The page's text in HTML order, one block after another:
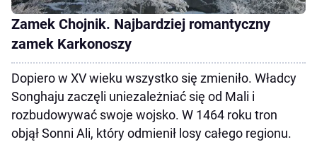
Zamek Chojnik. Najbardziej romantyczny
zamek Karkonoszy
Dopiero w XV wieku wszystko się zmieniło. Władcy
Songhaju zaczęli uniezależniać się od Mali i
rozbudowywać swoje wojsko. W 1464 roku tron
objął Sonni Ali, który odmienił losy całego regionu.